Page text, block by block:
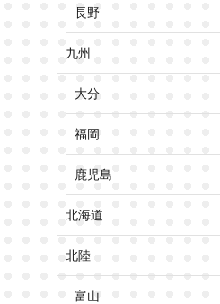
長野
九州
大分
福岡
鹿児島
北海道
北陸
富山